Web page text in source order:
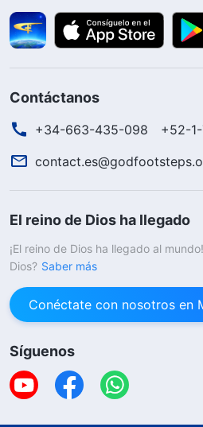
Contáctanos
+34-663-435-098
+52-
El reino de Dios ha llegado
¡El reino de Dios ha llegado al
Dios? Saber más
Conéctate con nosotros en
Síguenos